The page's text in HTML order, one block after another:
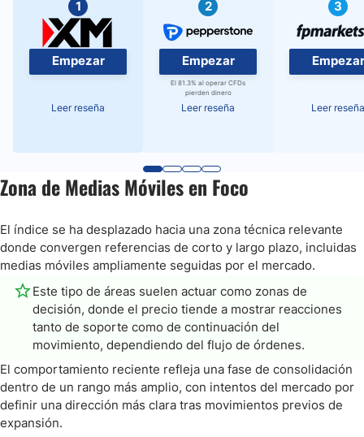
1
Empezar
Leer reseña
2
Empezar
El 81.3% al operar CFDs
pierden dinero
Leer reseña
3
Empezar
Leer reseña
Zona de Medias Móviles en Foco
El índice se ha desplazado hacia una zona técnica relevante
donde convergen referencias de corto y largo plazo, incluidas
medias móviles ampliamente seguidas por el mercado.
Este tipo de áreas suelen actuar como zonas de
decisión, donde el precio tiende a mostrar reacciones
tanto de soporte como de continuación del
movimiento, dependiendo del flujo de órdenes.
El comportamiento reciente refleja una fase de consolidación
dentro de un rango más amplio, con intentos del mercado por
definir una dirección más clara tras movimientos previos de
expansión.